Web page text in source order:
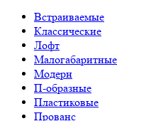
Встраиваемые
Классические
Лофт
Малогабаритные
Модерн
П-образные
Пластиковые
Прованс